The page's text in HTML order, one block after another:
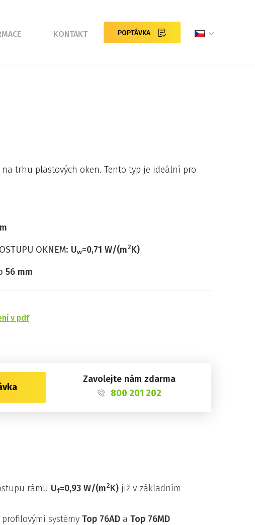
KONTAKT POPTÁVKA
trhu plastových oken. Tento typ je ideální pro
OKNEM: Uw=0,71 W/(m2K)
56 mm
v pdf
Zavolejte nám zdarma
800 201 202
rámu Uf=0,93 W/(m2K)již v základním
systémy Top 76ADa Top 76MD